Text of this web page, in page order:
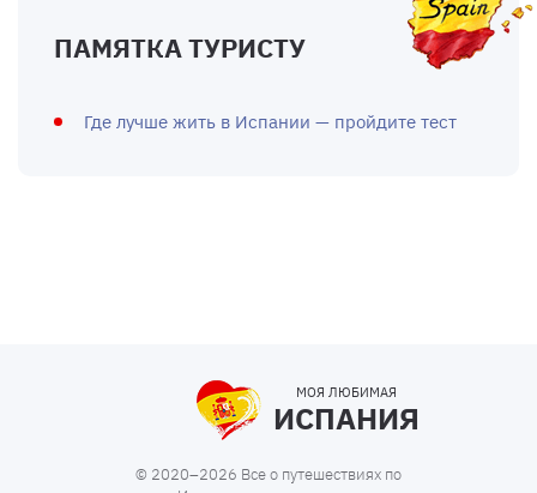
ПАМЯТКА ТУРИСТУ
Где лучше жить в Испании — пройдите тест
МОЯ ЛЮБИМАЯ
ИСПАНИЯ
© 2020–2026 Все о путешествиях по